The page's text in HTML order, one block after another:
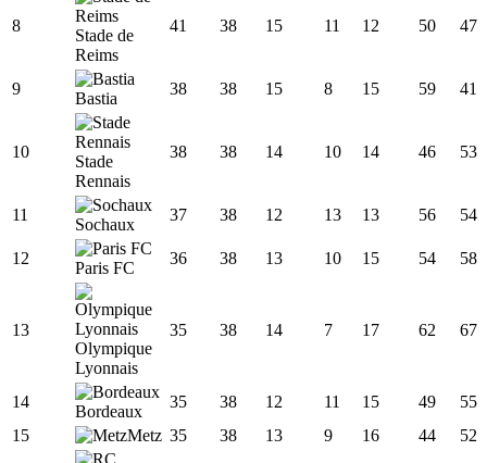
8
Stade de
Reims
41 38 15 11 12 50 47
9
Bastia
38 38 15 8 15 59 41
10
Stade
Rennais
38 38 14 10 14 46 53
11
Sochaux
37 38 12 13 13 56 54
12
Paris FC
36 38 13 10 15 54 58
13
Olympique
Lyonnais
35 38 14 7 17 62 67
14
Bordeaux
35 38 12 11 15 49
55
15
Metz 35 38 13 9 16 44 52